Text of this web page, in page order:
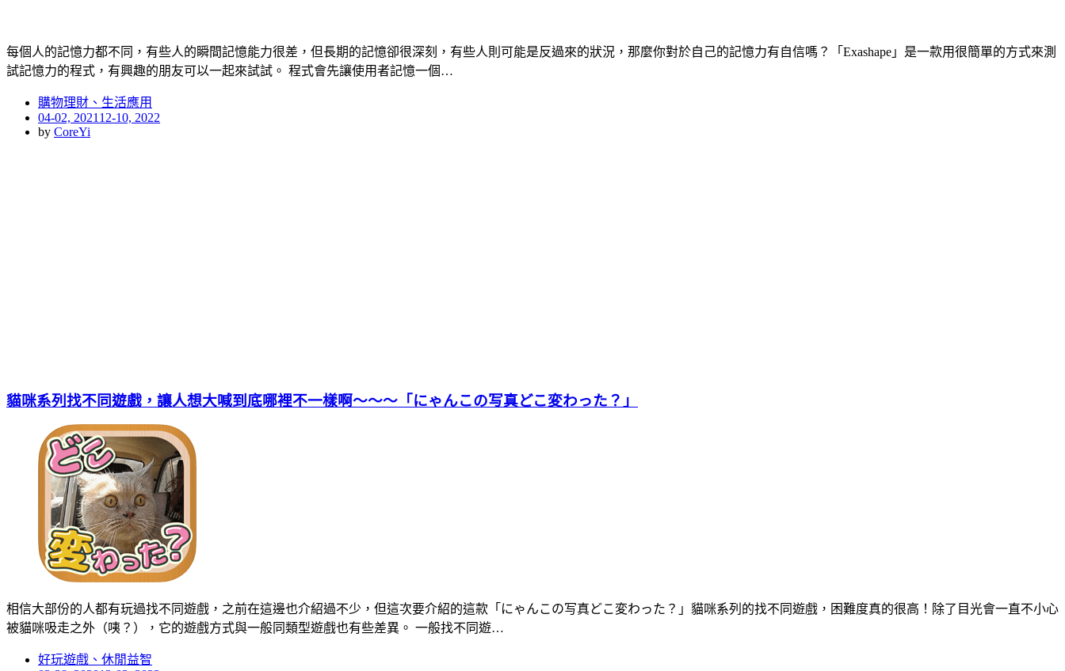
每個人的記憶力都不同，有些人的瞬間記憶能力很差，但長期的記憶卻很深刻，有些人則可能是反過來的狀況，那麼你對於自己的記憶力有自信嗎？「Exashape」是一款用很簡單的方式來測
試記憶力的程式，有興趣的朋友可以一起來試試。 程式會先讓使用者記憶一個…
購物理財、生活應用
Posted
on
04-02, 2021 12-10, 2022
by CoreYi
貓咪系列找不同遊戲，讓人想大喊到底哪裡不一樣啊～～～「にゃんこの写真どこ変わった？」
相信大部份的人都有玩過找不同遊戲，之前在這邊也介紹過不少，但這次要介紹的這款「にゃんこの写真どこ変わった？」貓咪系列的找不同遊戲，困難度真的很高！除了目光會一直不小心
被貓咪吸走之外（咦？），它的遊戲方式與一般同類型遊戲也有些差異。 一般找不同遊…
好玩遊戲、休閒益智